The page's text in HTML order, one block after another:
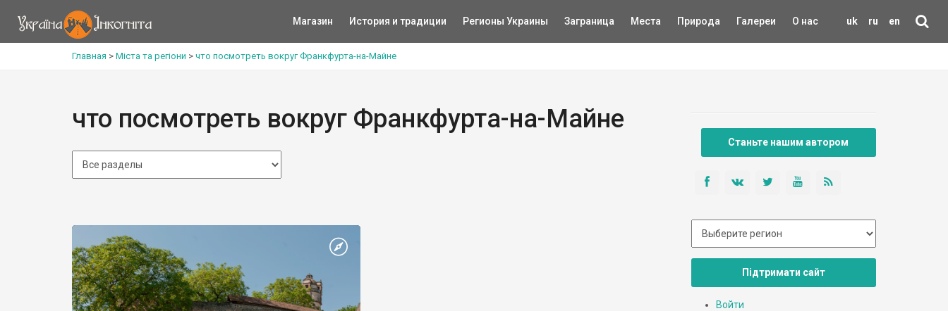
uk ru en
Магазин История и традиции Регионы Украины Заграница Места Природа Галереи О нас
Главная > Міста та регіони > что посмотреть вокруг Франкфурта-на-Майне
что посмотреть вокруг Франкфурта-на-Майне
Станьте нашим автором
Підтримати сайт
Войти